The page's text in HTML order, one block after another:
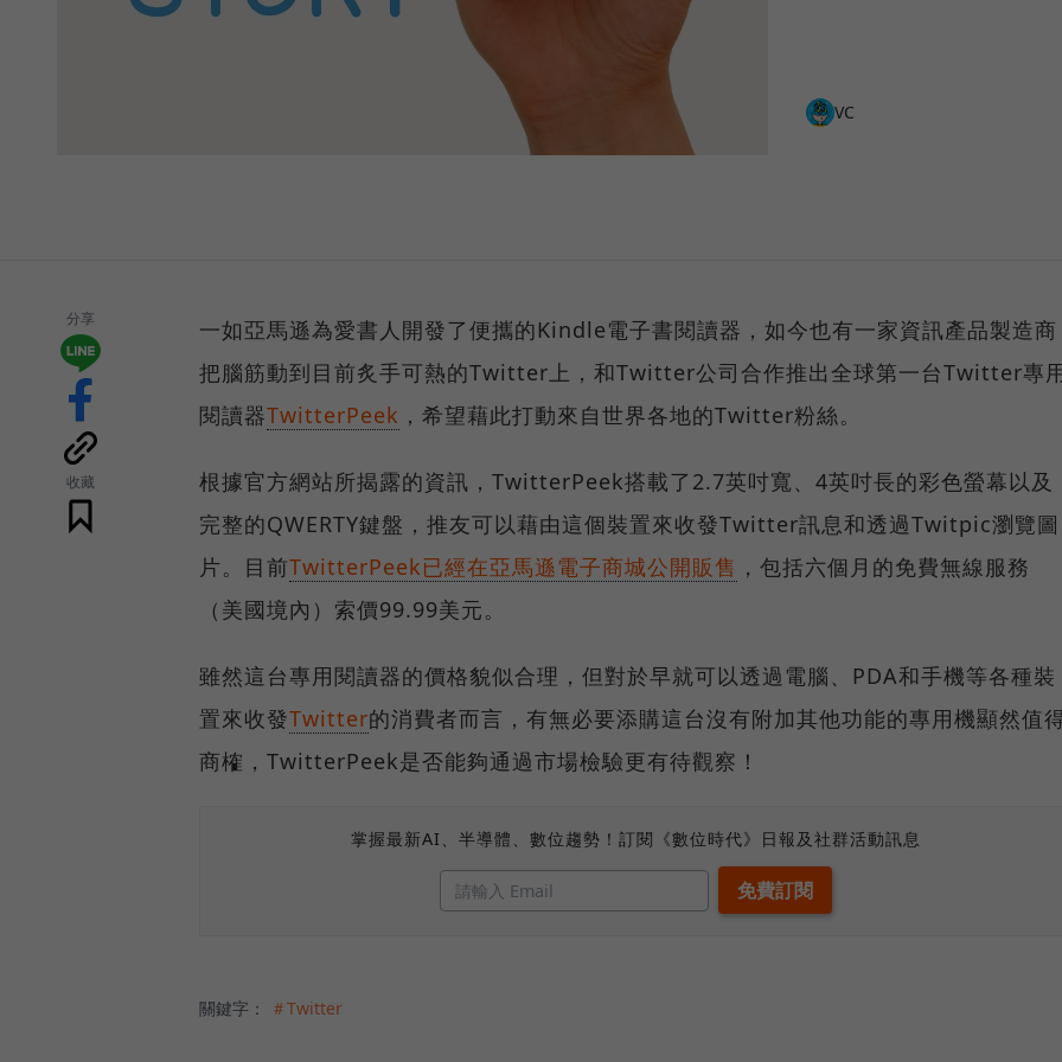
VC
分享
收藏
一如亞馬遜為愛書人開發了便攜的Kindle電子書閱讀器，如今也有一家資訊產品製造商
把腦筋動到目前炙手可熱的Twitter上，和Twitter公司合作推出全球第一台Twitter專
閱讀器TwitterPeek ，希望藉此打動來自世界各地的Twitter粉絲。
根據官方網站所揭露的資訊，TwitterPeek搭載了2.7英吋寬、4英吋長的彩色螢幕以及
完整的QWERTY鍵盤，推友可以藉由這個裝置來收發Twitter訊息和透過Twitpic瀏覽圖
片。目前TwitterPeek已經在亞馬遜電子商城公開販售 ，包括六個月的免費無線服務
（美國境內）索價99.99美元。
雖然這台專用閱讀器的價格貌似合理，但對於早就可以透過電腦、PDA和手機等各種裝
置來收發Twitter的消費者而言，有無必要添購這台沒有附加其他功能的專用機顯然值
商榷，TwitterPeek是否能夠通過市場檢驗更有待觀察！
掌握最新AI、半導體、數位趨勢！訂閱《數位時代》日報及社群活動訊息
關鍵字： ＃Twitter